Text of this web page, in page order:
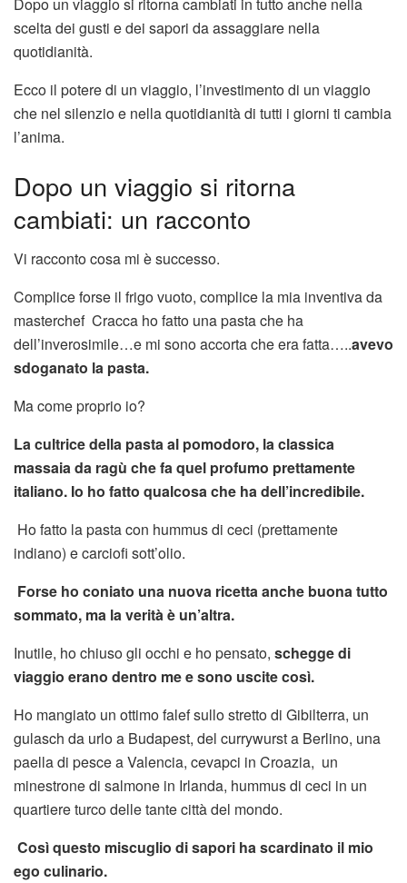
scelta dei gusti e dei sapori da assaggiare nella
quotidianità.
Ecco il potere di un viaggio, l’investimento di un viaggio
che nel silenzio e nella quotidianità di tutti i giorni ti cambia
l’anima.
Dopo un viaggio si ritorna
cambiati: un racconto
Vi racconto cosa mi è successo.
Complice forse il frigo vuoto, complice la mia inventiva da
masterchef Cracca ho fatto una pasta che ha
dell’inverosimile…e mi sono accorta che era fatta…..avevo
sdoganato la pasta.
Ma come proprio io?
La cultrice della pasta al pomodoro, la classica
massaia da ragù che fa quel profumo prettamente
italiano. Io ho fatto qualcosa che ha dell’incredibile.
Ho fatto la pasta con hummus di ceci (prettamente
indiano) e carciofi sott’olio.
Forse ho coniato una nuova ricetta anche buona tutto
sommato, ma la verità è un’altra.
Inutile, ho chiuso gli occhi e ho pensato, schegge di
viaggio erano dentro me e sono uscite così.
Ho mangiato un ottimo falef sullo stretto di Gibilterra, un
gulasch da urlo a Budapest, del currywurst a Berlino, una
paella di pesce a Valencia, cevapci in Croazia, un
minestrone di salmone in Irlanda, hummus di ceci in un
quartiere turco delle tante città del mondo.
Così questo miscuglio di sapori ha scardinato il mio
ego culinario.